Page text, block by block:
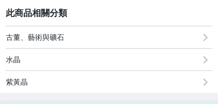
其它
[全店] 周年慶
[全店] 粉絲專享
古董、藝術與礦石
水晶
紫黃晶